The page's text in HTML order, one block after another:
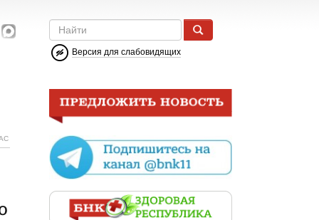
Версия для слабовидящих